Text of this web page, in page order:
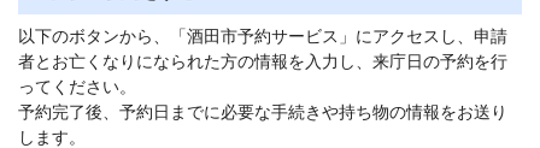
以下のボタンから、「酒田市予約サービス」にアクセスし、申請
者とお亡くなりになられた方の情報を入力し、来庁日の予約を行
ってください。
予約完了後、予約日までに必要な手続きや持ち物の情報をお送り
します。